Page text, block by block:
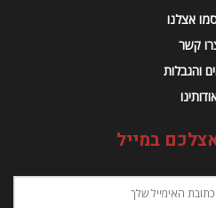
אצלנו
קשר
והגבלות
במייל